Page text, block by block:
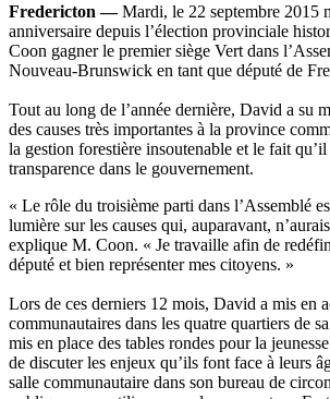
Fredericton —Mardi, le 22 septembre 2015
anniversaire depuis l’élection provinciale
Coon gagner le premier siège Vert dans
Nouveau-Brunswick en tant que député de
Tout au long de l’année dernière, David a su
des causes très importantes à la province
la gestion forestière insoutenable et le fait
transparence dans le gouvernement.
« Le rôle du troisième parti dans l’Assemblé
lumière sur les causes qui, auparavant,
explique M. Coon. « Je travaille afin de
député et bien représenter mes citoyens. »
Lors de ces derniers 12 mois, David a mis en
communautaires dans les quatre quartiers de
mis en place des tables rondes pour la
de discuter les enjeux qu’ils font face à leurs
salle communautaire dans son bureau de